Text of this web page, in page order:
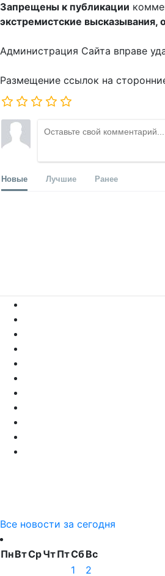
Запрещены к публикации
экстремистские высказывания,
Администрация Сайта вправе
Размещение ссылок на
Новые Лучшие Ранее
Все новости за сегодня
ПнВтСрЧтПтСбВс
1
2